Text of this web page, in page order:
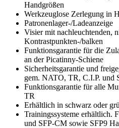
Handgrößen
Werkzeuglose Zerlegung in
Patronenlager-/Ladeanzeige
Visier mit nachleuchtenden,
Kontrastpunkten-/balken
Funktionsgarantie für die
an der Picatinny-Schiene
Sicherheitsgarantie und
gem. NATO, TR, C.I.P. und
Funktionsgarantie für alle
TR
Erhältlich in schwarz oder
Trainingssysteme erhältlich.
und SFP-CM sowie SFP9